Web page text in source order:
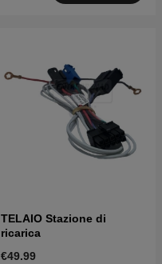
TELAIO Stazione di
ricarica
€49.99